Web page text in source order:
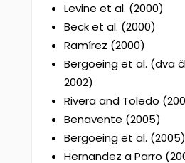
Levine et al. (2000)
Beck et al. (2000)
Ramírez (2000)
Bergoeing et al. (dva
2002)
Rivera and Toledo
Benavente (2005)
Bergoeing et al. (2005)
Hernandez a Parro